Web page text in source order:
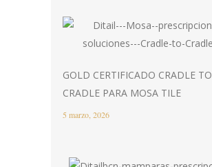
GOLD CERTIFICADO CRADLE TO
CRADLE PARA MOSA TILE
5 marzo, 2026